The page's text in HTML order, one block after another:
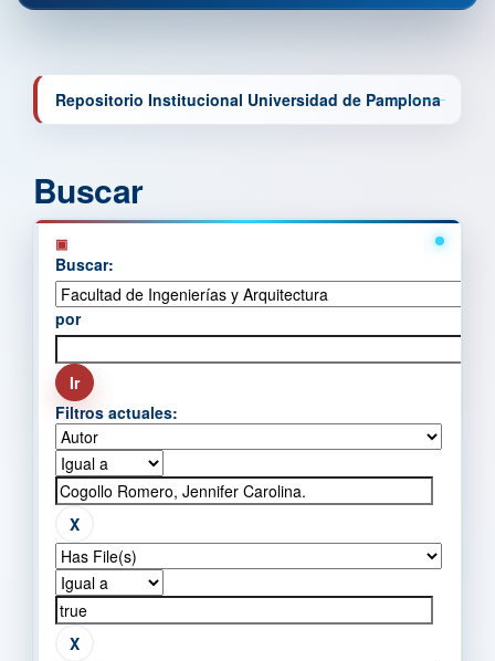
Repositorio Institucional Universidad de Pamplona
Buscar
Buscar:
por
Filtros actuales: